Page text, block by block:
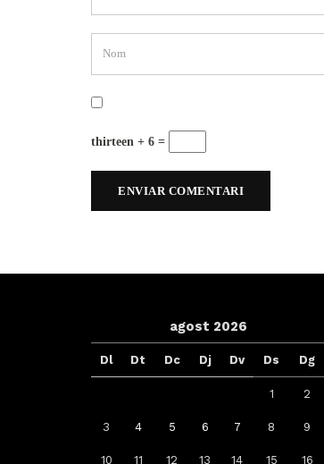
thirteen + 6 =
agost 2026
Dl Dt Dc Dj Dv Ds Dg
1 2
3 4 5 6 7 8 9
10 11 12 13 14 15 16